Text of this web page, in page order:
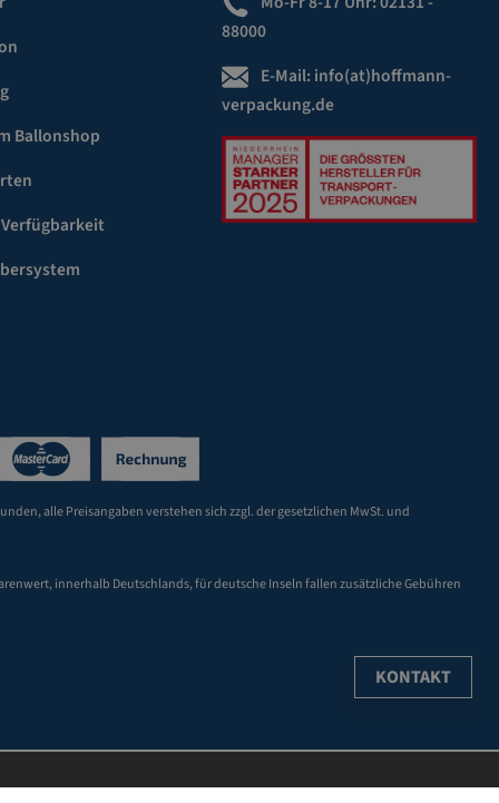
Ballonshop
88000
E-Mail: info(at)hoffmann-
verpackung.de
alle Preisangaben verstehen sich zzgl. der gesetzlichen MwSt. und
innerhalb Deutschlands, für deutsche Inseln fallen zusätzliche Gebühren
KONTAKT